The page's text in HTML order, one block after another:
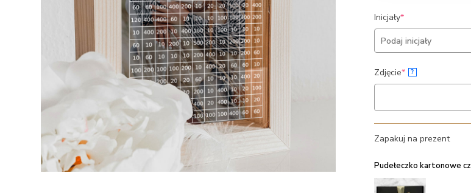
Inicjały*(required)
Zdjęcie*(required)
?
Zapakuj na prezent
Pudełeczko kartonowe